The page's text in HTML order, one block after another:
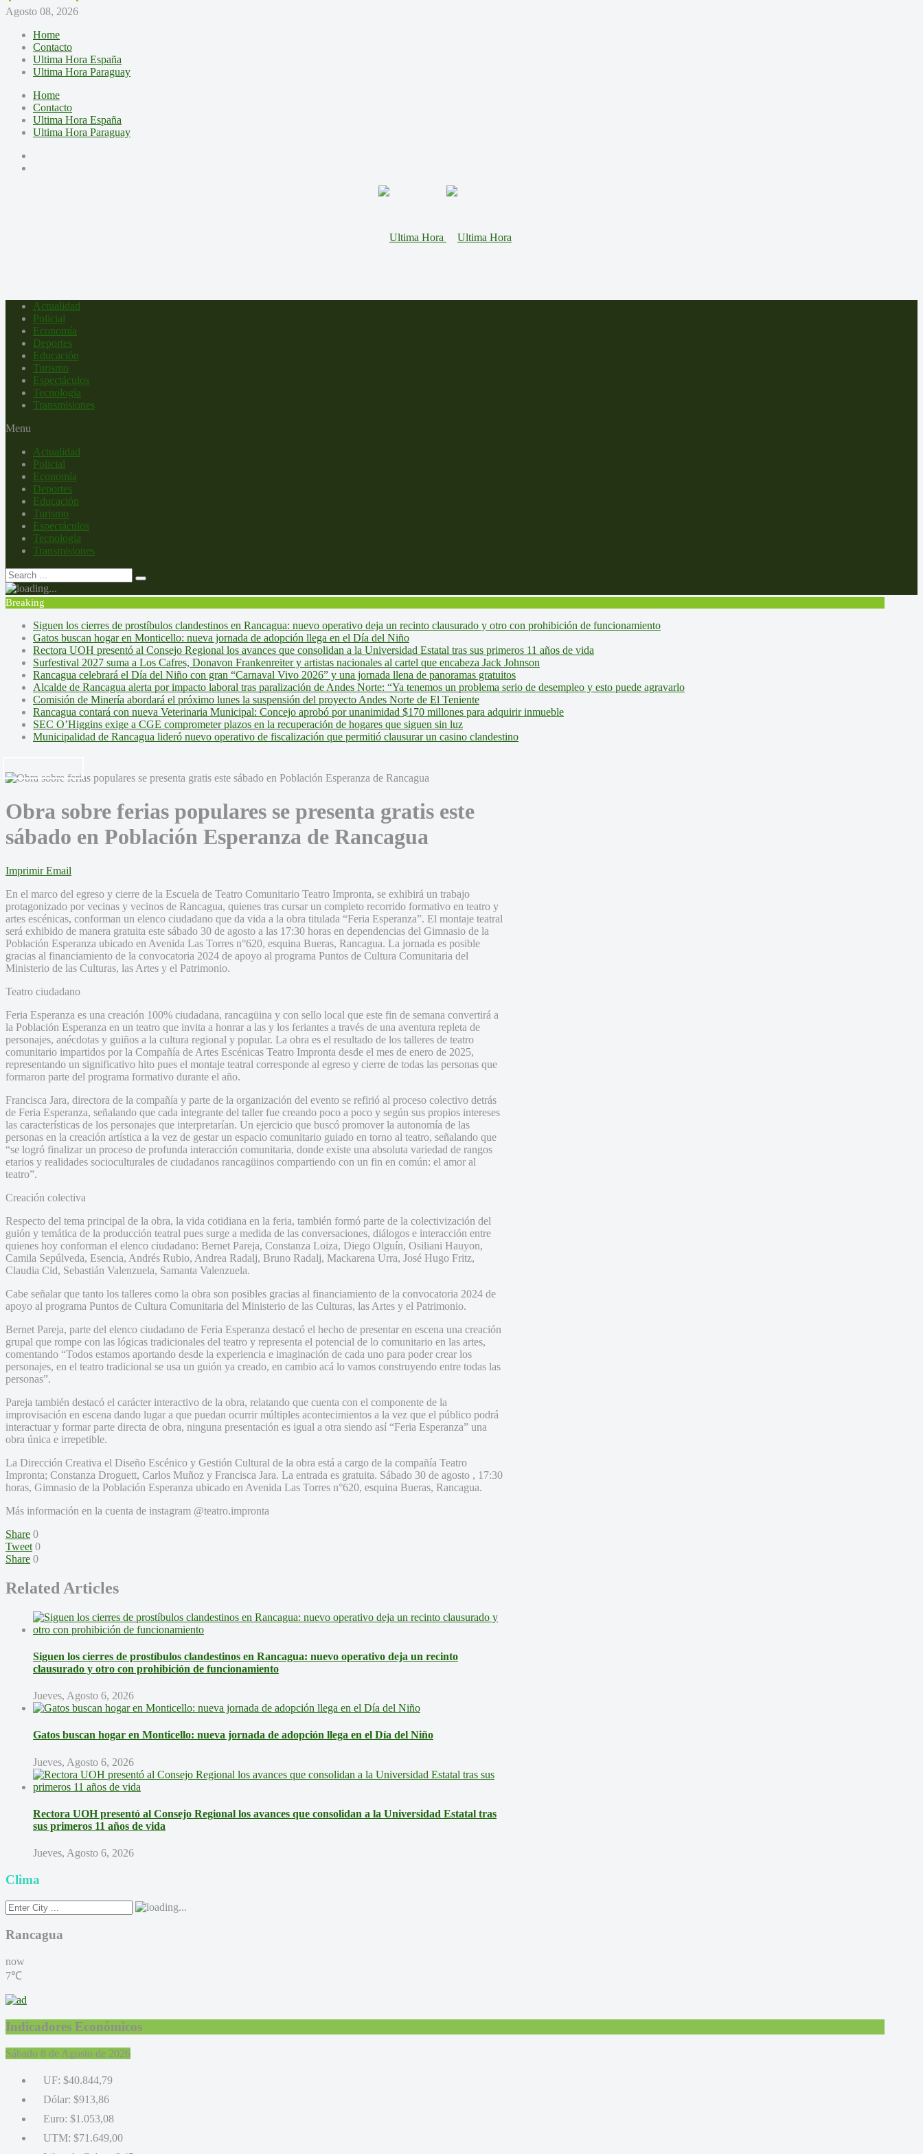
Agosto 08, 2026
Home
Contacto
Ultima Hora España
Ultima Hora Paraguay
Home
Contacto
Ultima Hora España
Ultima Hora Paraguay
Actualidad
Policial
Economía
Deportes
Educación
Turismo
Espectáculos
Tecnología
Transmisiones
Menu
Actualidad
Policial
Economía
Deportes
Educación
Turismo
Espectáculos
Tecnología
Transmisiones
Breaking
Siguen los cierres de prostíbulos clandestinos en Rancagua: nuevo operativo deja un recinto clausurado y otro con prohibición de funcionamiento
Gatos buscan hogar en Monticello: nueva jornada de adopción llega en el Día del Niño
Rectora UOH presentó al Consejo Regional los avances que consolidan a la Universidad Estatal tras sus primeros 11 años de vida
Surfestival 2027 suma a Los Cafres, Donavon Frankenreiter y artistas nacionales al cartel que encabeza Jack Johnson
Rancagua celebrará el Día del Niño con gran “Carnaval Vivo 2026” y una jornada llena de panoramas gratuitos
Alcalde de Rancagua alerta por impacto laboral tras paralización de Andes Norte: “Ya tenemos un problema serio de desempleo y esto puede agravarlo
Comisión de Minería abordará el próximo lunes la suspensión del proyecto Andes Norte de El Teniente
Rancagua contará con nueva Veterinaria Municipal: Concejo aprobó por unanimidad $170 millones para adquirir inmueble
SEC O’Higgins exige a CGE comprometer plazos en la recuperación de hogares que siguen sin luz
Municipalidad de Rancagua lideró nuevo operativo de fiscalización que permitió clausurar un casino clandestino
Obra sobre ferias populares se presenta gratis este
sábado en Población Esperanza de Rancagua
Imprimir Email
En el marco del egreso y cierre de la Escuela de Teatro Comunitario Teatro Impronta, se exhibirá un trabajo
protagonizado por vecinas y vecinos de Rancagua, quienes tras cursar un completo recorrido formativo en teatro y
artes escénicas, conforman un elenco ciudadano que da vida a la obra titulada “Feria Esperanza”. El montaje teatral
será exhibido de manera gratuita este sábado 30 de agosto a las 17:30 horas en dependencias del Gimnasio de la
Población Esperanza ubicado en Avenida Las Torres n°620, esquina Bueras, Rancagua. La jornada es posible
gracias al financiamiento de la convocatoria 2024 de apoyo al programa Puntos de Cultura Comunitaria del
Ministerio de las Culturas, las Artes y el Patrimonio.
Teatro ciudadano
Feria Esperanza es una creación 100% ciudadana, rancagüina y con sello local que este fin de semana convertirá a
la Población Esperanza en un teatro que invita a honrar a las y los feriantes a través de una aventura repleta de
personajes, anécdotas y guiños a la cultura regional y popular. La obra es el resultado de los talleres de teatro
comunitario impartidos por la Compañía de Artes Escénicas Teatro Impronta desde el mes de enero de 2025,
representando un significativo hito pues el montaje teatral corresponde al egreso y cierre de todas las personas que
formaron parte del programa formativo durante el año.
Francisca Jara, directora de la compañía y parte de la organización del evento se refirió al proceso colectivo detrás
de Feria Esperanza, señalando que cada integrante del taller fue creando poco a poco y según sus propios intereses
las características de los personajes que interpretarían. Un ejercicio que buscó promover la autonomía de las
personas en la creación artística a la vez de gestar un espacio comunitario guiado en torno al teatro, señalando que
“se logró finalizar un proceso de profunda interacción comunitaria, donde existe una absoluta variedad de rangos
etarios y realidades socioculturales de ciudadanos rancagüinos compartiendo con un fin en común: el amor al
teatro”.
Creación colectiva
Respecto del tema principal de la obra, la vida cotidiana en la feria, también formó parte de la colectivización del
guión y temática de la producción teatral pues surge a medida de las conversaciones, diálogos e interacción entre
quienes hoy conforman el elenco ciudadano: Bernet Pareja, Constanza Loiza, Diego Olguín, Osiliani Hauyon,
Camila Sepúlveda, Esencia, Andrés Rubio, Andrea Radalj, Bruno Radalj, Mackarena Urra, José Hugo Fritz,
Claudia Cid, Sebastián Valenzuela, Samanta Valenzuela.
Cabe señalar que tanto los talleres como la obra son posibles gracias al financiamiento de la convocatoria 2024 de
apoyo al programa Puntos de Cultura Comunitaria del Ministerio de las Culturas, las Artes y el Patrimonio.
Bernet Pareja, parte del elenco ciudadano de Feria Esperanza destacó el hecho de presentar en escena una creación
grupal que rompe con las lógicas tradicionales del teatro y representa el potencial de lo comunitario en las artes,
comentando “Todos estamos aportando desde la experiencia e imaginación de cada uno para poder crear los
personajes, en el teatro tradicional se usa un guión ya creado, en cambio acá lo vamos construyendo entre todas las
personas”.
Pareja también destacó el carácter interactivo de la obra, relatando que cuenta con el componente de la
improvisación en escena dando lugar a que puedan ocurrir múltiples acontecimientos a la vez que el público podrá
interactuar y formar parte directa de obra, ninguna presentación es igual a otra siendo así “Feria Esperanza” una
obra única e irrepetible.
La Dirección Creativa el Diseño Escénico y Gestión Cultural de la obra está a cargo de la compañía Teatro
Impronta; Constanza Droguett, Carlos Muñoz y Francisca Jara. La entrada es gratuita. Sábado 30 de agosto , 17:30
horas, Gimnasio de la Población Esperanza ubicado en Avenida Las Torres n°620, esquina Bueras, Rancagua.
Más información en la cuenta de instagram @teatro.impronta
Share 0
Tweet 0
Share 0
Related Articles
Siguen los cierres de prostíbulos clandestinos en Rancagua: nuevo operativo deja un recinto
clausurado y otro con prohibición de funcionamiento
Jueves, Agosto 6, 2026
Gatos buscan hogar en Monticello: nueva jornada de adopción llega en el Día del Niño
Jueves, Agosto 6, 2026
Rectora UOH presentó al Consejo Regional los avances que consolidan a la Universidad Estatal tras
sus primeros 11 años de vida
Jueves, Agosto 6, 2026
Clima
Rancagua
now
7℃
Indicadores Económicos
Sábado 8 de Agosto de 2026
UF: $40.844,79
Dólar: $913,86
Euro: $1.053,08
UTM: $71.649,00